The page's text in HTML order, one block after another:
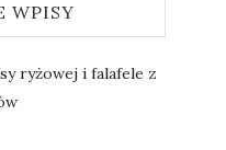
WPISY
ryżowej i falafele z